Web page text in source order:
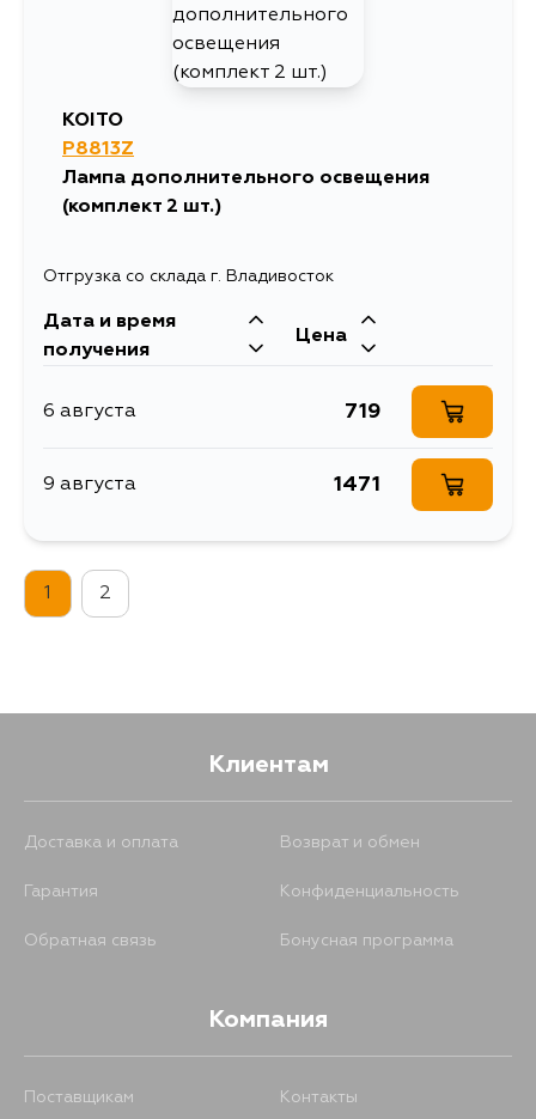
KOITO
P8813Z
Лампа дополнительного освещения
(комплект 2 шт.)
Отгрузка со склада г. Владивосток
Дата и время
получения
Цена
6 августа 719
9 августа 1471
1 2
Клиентам
Доставка и оплата Возврат и обмен
Гарантия Конфиденциальность
Обратная связь Бонусная программа
Компания
Поставщикам Контакты